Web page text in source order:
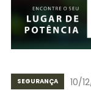
SEGURANÇA 10/